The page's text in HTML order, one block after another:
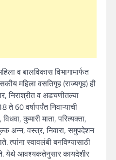
व बालविकास विभागामार्फत
महिला वसतिगृह (राज्यगृह) ही
निराश्रीत व अडचणीतल्या
60 वर्षापर्यंत निवाऱ्याची
कुमारी माता, परित्यक्ता,
अन्न, वस्त्र, निवारा, समुपदेशन
त्यांना स्वावलंबी बनविण्यासाठी
येथे आवश्यकतेनुसार कायदेशीर